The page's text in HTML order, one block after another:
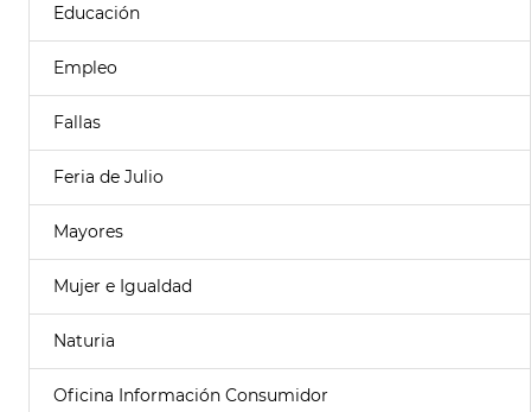
Educación
Empleo
Fallas
Feria de Julio
Mayores
Mujer e Igualdad
Naturia
Oficina Información Consumidor